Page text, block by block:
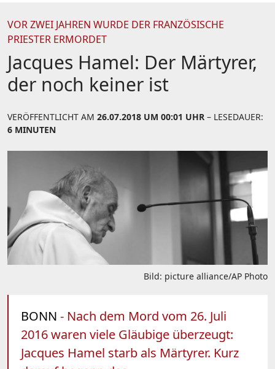
VOR ZWEI JAHREN WURDE DER FRANZÖSISCHE
PRIESTER ERMORDET
Jacques Hamel: Der Märtyrer,
der noch keiner ist
VERÖFFENTLICHT AM 26.07.2018 UM 00:01 UHR – LESEDAUER:
6 MINUTEN
Bild: picture alliance/AP Photo
BONN - Nach dem Mord vom 26. Juli
2016 waren viele Gläubige überzeugt:
Jacques Hamel starb als Märtyrer. Kurz